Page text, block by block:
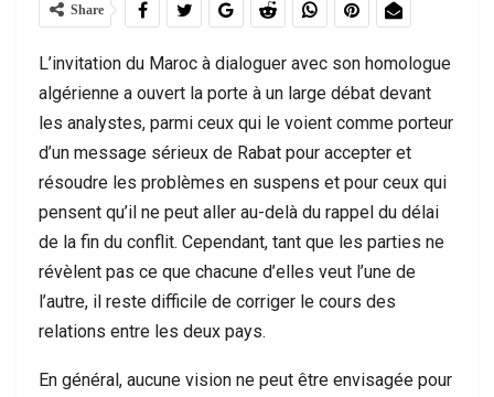
Share
L’invitation du Maroc à dialoguer avec son homologue
algérienne a ouvert la porte à un large débat devant
les analystes, parmi ceux qui le voient comme porteur
d’un message sérieux de Rabat pour accepter et
résoudre les problèmes en suspens et pour ceux qui
pensent qu’il ne peut aller au-delà du rappel du délai
de la fin du conflit. Cependant, tant que les parties ne
révèlent pas ce que chacune d’elles veut l’une de
l’autre, il reste difficile de corriger le cours des
relations entre les deux pays.
En général, aucune vision ne peut être envisagée pour